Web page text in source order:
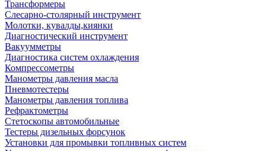
Трансформеры
Слесарно-столярный инструмент
Молотки, кувалды,киянки
Диагностический инструмент
Вакуумметры
Диагностика систем охлаждения
Компрессометры
Манометры давления масла
Пневмотестеры
Манометры давления топлива
Рефрактометры
Стетоскопы автомобильные
Тестеры дизельных форсунок
Установки для промывки топливных систем